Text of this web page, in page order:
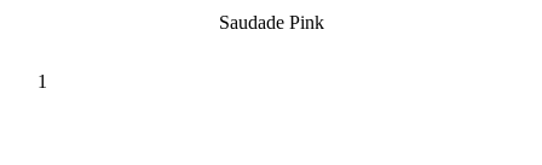
Saudade Pink